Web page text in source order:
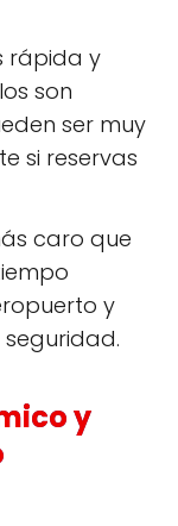
rápida y
son
ser muy
si reservas
caro que
y
y